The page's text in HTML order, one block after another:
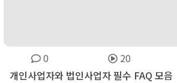
0 20
개인사업자와 법인사업자 필수 FAQ 모음